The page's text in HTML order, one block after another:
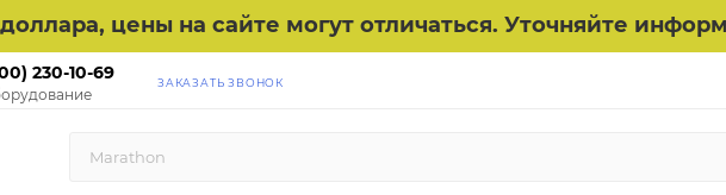
цены на сайте могут отличаться. Уточняйте
230-10-69 ЗАКАЗАТЬ ЗВОНОК